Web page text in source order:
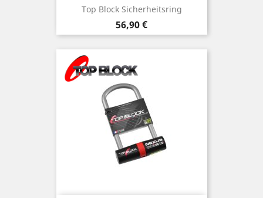
Top Block Sicherheitsring
Preis
56,90 €